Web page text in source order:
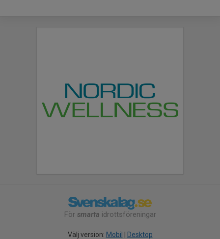
För smarta idrottsföreningar
Välj version: Mobil Desktop